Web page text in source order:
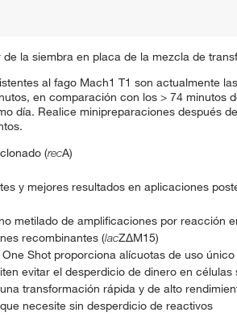
la siembra en placa de la mezcla de
al fago Mach1 T1 son actualmente
en comparación con los > 74 minutos
día. Realice minipreparaciones después
(recA)
y mejores resultados en aplicaciones
metilado de amplificaciones por reacción
recombinantes (lacZΔM15)
Shot proporciona alícuotas de uso
evitar el desperdicio de dinero en células
transformación rápida y de alto
necesite sin desperdicio de reactivos